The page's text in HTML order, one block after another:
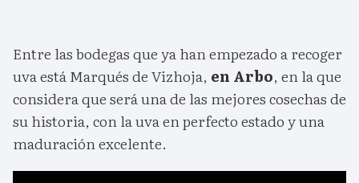
Entre las bodegas que ya han empezado a recoger
uva está Marqués de Vizhoja, en Arbo, en la que
considera que será una de las mejores cosechas de
su historia, con la uva en perfecto estado y una
maduración excelente.